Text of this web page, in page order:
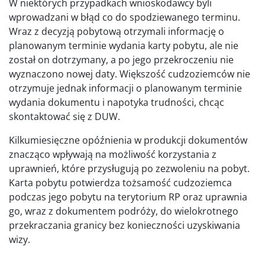
W niektórych przypadkach wnioskodawcy byli
wprowadzani w błąd co do spodziewanego terminu.
Wraz z decyzją pobytową otrzymali informację o
planowanym terminie wydania karty pobytu, ale nie
został on dotrzymany, a po jego przekroczeniu nie
wyznaczono nowej daty. Większość cudzoziemców nie
otrzymuje jednak informacji o planowanym terminie
wydania dokumentu i napotyka trudności, chcąc
skontaktować się z DUW.
Kilkumiesięczne opóźnienia w produkcji dokumentów
znacząco wpływają na możliwość korzystania z
uprawnień, które przysługują po zezwoleniu na pobyt.
Karta pobytu potwierdza tożsamość cudzoziemca
podczas jego pobytu na terytorium RP oraz uprawnia
go, wraz z dokumentem podróży, do wielokrotnego
przekraczania granicy bez konieczności uzyskiwania
wizy.